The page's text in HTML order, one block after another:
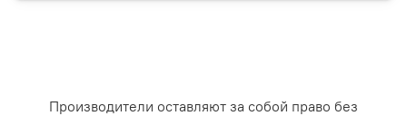
Производители оставляют за собой право без